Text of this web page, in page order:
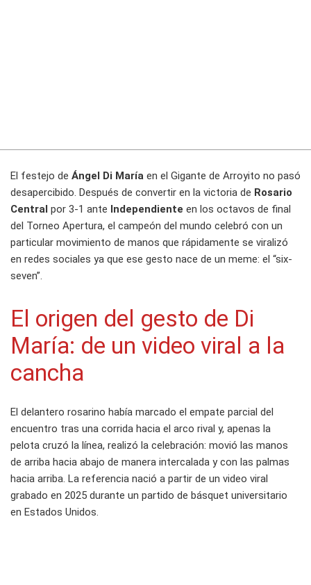
El festejo de Ángel Di María en el Gigante de Arroyito no pasó
desapercibido. Después de convertir en la victoria de Rosario
Central por 3-1 ante Independiente en los octavos de final
del Torneo Apertura, el campeón del mundo celebró con un
particular movimiento de manos que rápidamente se viralizó
en redes sociales ya que ese gesto nace de un meme: el “six-
seven”.
El origen del gesto de Di
María: de un video viral a la
cancha
El delantero rosarino había marcado el empate parcial del
encuentro tras una corrida hacia el arco rival y, apenas la
pelota cruzó la línea, realizó la celebración: movió las manos
de arriba hacia abajo de manera intercalada y con las palmas
hacia arriba. La referencia nació a partir de un video viral
grabado en 2025 durante un partido de básquet universitario
en Estados Unidos.